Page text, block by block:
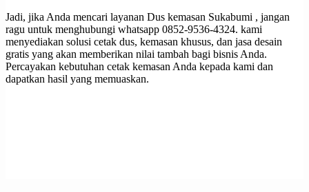
Jadi, jika Anda mencari layanan Dus kemasan Sukabumi , jangan
ragu untuk menghubungi whatsapp 0852-9536-4324. kami
menyediakan solusi cetak dus, kemasan khusus, dan jasa desain
gratis yang akan memberikan nilai tambah bagi bisnis Anda.
Percayakan kebutuhan cetak kemasan Anda kepada kami dan
dapatkan hasil yang memuaskan.